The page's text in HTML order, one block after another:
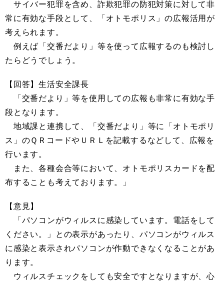
サイバー犯罪を含め、詐欺犯罪の防犯対策に対して非
常に有効な手段として、「オトモポリス」の広報活用が
考えられます。
例えば「交番だより」等を使って広報するのも検討し
たらどうでしょう。
【回答】生活安全課長
「交番だより」等を使用しての広報も非常に有効な手
段となります。
地域課と連携して、「交番だより」等に「オトモポリ
ス」のＱＲコードやＵＲＬを記載するなどして、広報を
行います。
また、各種会合等において、オトモポリスカードを配
布することも考えております。」
【意見】
「パソコンがウィルスに感染しています。電話をして
ください。」との表示があったり、パソコンがウィルス
に感染と表示されパソコンが作動できなくなることがあ
ります。
ウィルスチェックをしても安全ですとなりますが、心